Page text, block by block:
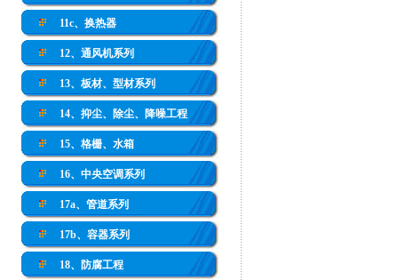
11c、换热器
12、通风机系列
13、板材、型材系列
14、抑尘、除尘、降噪工程
15、格栅、水箱
16、中央空调系列
17a、管道系列
17b、容器系列
18、防腐工程